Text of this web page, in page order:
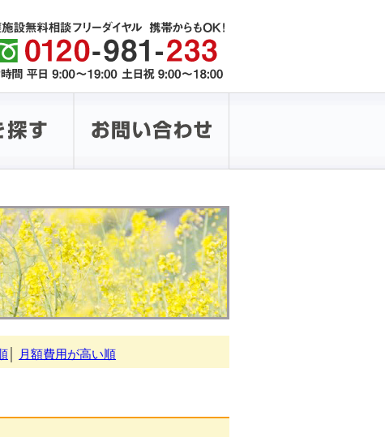
月額費用が高い順